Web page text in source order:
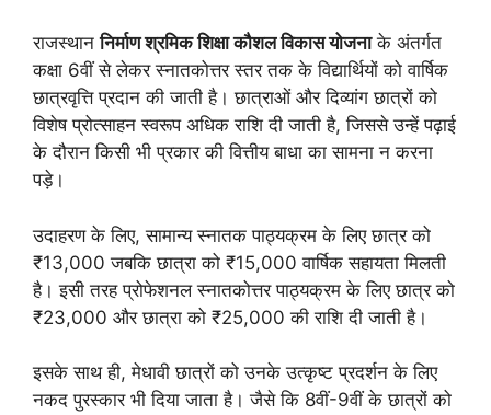
राजस्थाननिर्माण श्रमिक शिक्षा कौशल विकास योजनाके अंतर्गत
कक्षा 6वीं से लेकर स्नातकोत्तर स्तर तक के विद्यार्थियों को वार्षिक
छात्रवृत्ति प्रदान की जाती है। छात्राओं और दिव्यांग छात्रों को
विशेष प्रोत्साहन स्वरूप अधिक राशि दी जाती है, जिससे उन्हें पढ़ाई
के दौरान किसी भी प्रकार की वित्तीय बाधा का सामना न करना
पड़े।
उदाहरण के लिए, सामान्य स्नातक पाठ्यक्रम के लिए छात्र को
₹13,000 जबकि छात्रा को ₹15,000 वार्षिक सहायता मिलती
है। इसी तरह प्रोफेशनल स्नातकोत्तर पाठ्यक्रम के लिए छात्र को
₹23,000 और छात्रा को ₹25,000 की राशि दी जाती है।
इसके साथ ही, मेधावी छात्रों को उनके उत्कृष्ट प्रदर्शन के लिए
नकद पुरस्कार भी दिया जाता है। जैसे कि 8वीं-9वीं के छात्रों को